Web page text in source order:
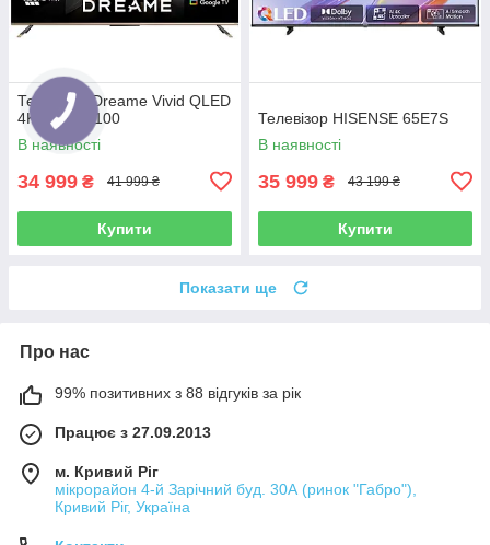
Телевiзор Dreame Vivid QLED
4K TV 65Q100
В наявності
34 999 ₴ 41 999 ₴
Купити
Телевізор HISENSE 65E7S
В наявності
35 999 ₴ 43 199 ₴
Купити
Показати ще
Про нас
99% позитивних з 88 відгуків за рік
Працює з 27.09.2013
м. Кривий Ріг
мікрорайон 4-й Зарічний буд. 30А (ринок "Габро"),
Кривий Ріг, Україна